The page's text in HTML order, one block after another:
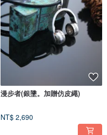
漫步者(銀墬。加贈仿皮繩)
NT$ 2,690